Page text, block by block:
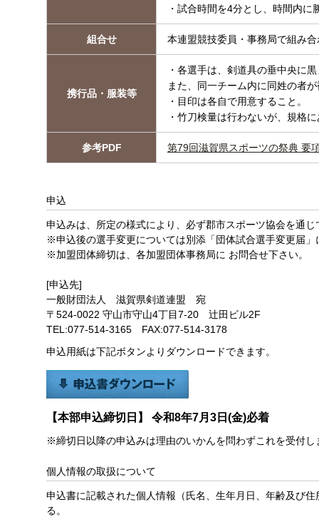
・試合時間を4分とし、時間内
組合せ 本連盟競技委員・事務局で組み
携行品・服装等
・各選手は、剣道具の垂中央に
また、同一チーム内に同姓の者
・目印は各自で用意すること。
・竹刀検量は行わないが、規格
参考PDF 第79回滋賀県スポーツの祭典 要
申込
申込みは、所定の様式により、必ず郡市スポーツ協会を通
※申込後の選手変更については別添「団体試合選手変更届
※加盟団体締切は、各加盟団体事務局に お問合せ下さい。
[申込先]
一般財団法人 滋賀県剣道連盟 宛
〒524-0022 守山市守山4丁目7-20 辻田ビル2F
TEL:077-514-3165 FAX:077-514-3178
申込用紙は下記ボタンよりダウンロードできます。
【本部申込締切日】 令和8年7月3日(金)必着
※締切日以降の申込みは理由のいかんを問わずこれを受付し
個人情報の取扱について
申込書に記載された個人情報（氏名、生年月日、年齢及び
る。